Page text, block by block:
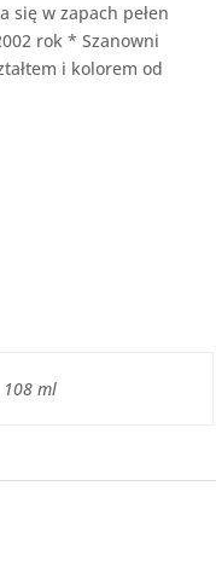
się w zapach pełen
rok * Szanowni
i kolorem od
ml